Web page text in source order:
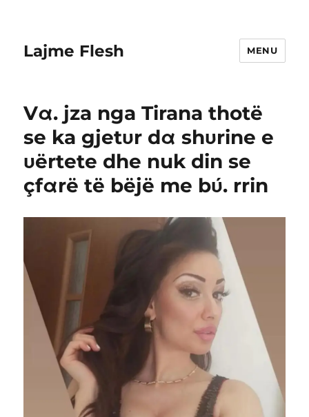
Lajme Flesh MENU
Vα. jza nga Tirana thotë
se ka gjetυr dα shυrine e
υërtete dhe nuk din se
çfαrë të bëjë me bύ. rrin